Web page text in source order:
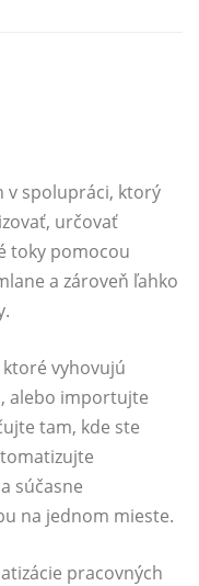
v spolupráci, ktorý
určovať
toky pomocou
a zároveň ľahko
vyhovujú
alebo importujte
tam, kde ste
súčasne
na jednom mieste.
pracovných